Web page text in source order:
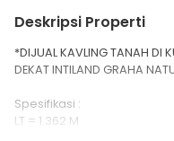
Deskripsi Properti
*DIJUAL KAVLING TANAH DI
DEKAT INTILAND GRAHA
Spesifikasi :
LT = 1.362 M